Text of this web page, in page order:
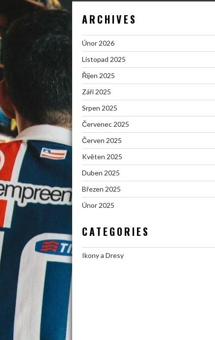
ARCHIVES
Únor 2026
Listopad 2025
Říjen 2025
Září 2025
Srpen 2025
Červenec 2025
Červen 2025
Květen 2025
Duben 2025
Březen 2025
Únor 2025
CATEGORIES
Ikony a Dresy